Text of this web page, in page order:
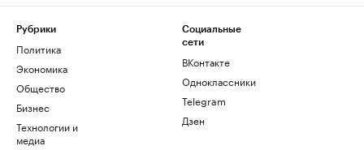
Рубрики
Политика
Экономика
Общество
Бизнес
Технологии и
медиа
Социальные
сети
ВКонтакте
Одноклассники
Telegram
Дзен